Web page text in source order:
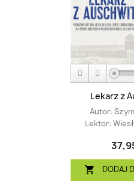
Lekarz z
Autor:
Lektor:
 DODAJ